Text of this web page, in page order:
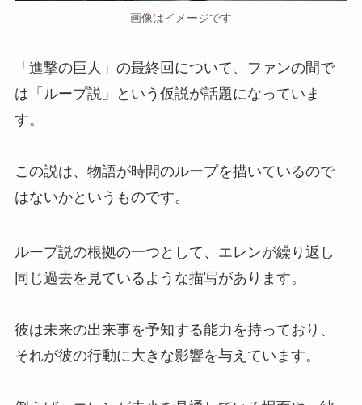
画像はイメージです
「進撃の巨人」の最終回について、ファンの間で
は「ループ説」という仮説が話題になっていま
す。
この説は、物語が時間のループを描いているので
はないかというものです。
ループ説の根拠の一つとして、エレンが繰り返し
同じ過去を見ているような描写があります。
彼は未来の出来事を予知する能力を持っており、
それが彼の行動に大きな影響を与えています。